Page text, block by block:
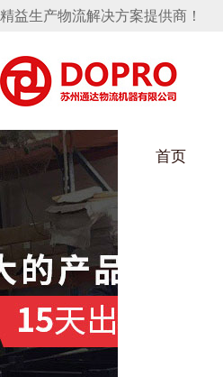
精益生产物流解决方案提供商！
首页
好色先生成人污架
丝车/纺丝车
乌龟车/平台车
钢板箱
货架系统
化纤纺织行业
化工行业